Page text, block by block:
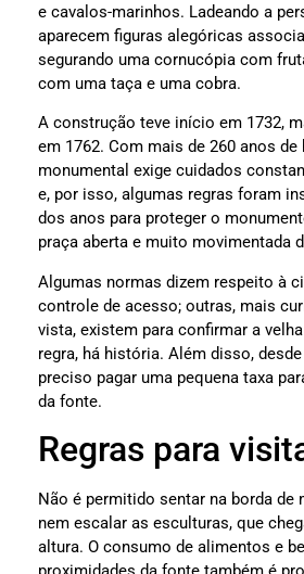
e cavalos-marinhos. Ladeando a
aparecem figuras alegóricas
segurando uma cornucópia com
com uma taça e uma cobra.
A construção teve início em 1732,
em 1762. Com mais de 260 anos
monumental exige cuidados
e, por isso, algumas regras foram
dos anos para proteger o
praça aberta e muito movimentada
Algumas normas dizem respeito à
controle de acesso; outras, mais
vista, existem para confirmar a
regra, há história. Além disso,
preciso pagar uma pequena taxa
da fonte.
Regras para
Não é permitido sentar na borda de
nem escalar as esculturas, que
altura. O consumo de alimentos e